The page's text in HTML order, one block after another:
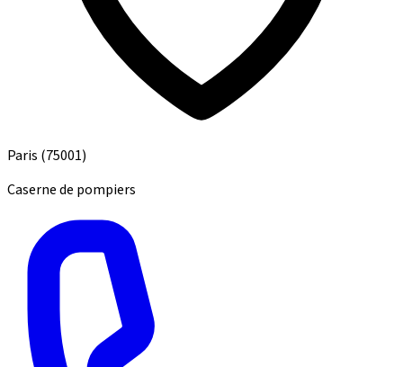
Paris (75001)
Caserne de pompiers